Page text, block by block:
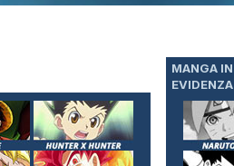
MANGA IN
EVIDENZA